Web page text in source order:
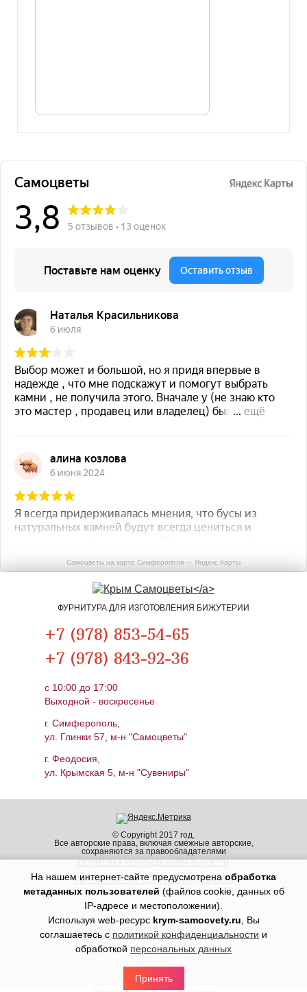
На нашем интернет-сайте предусмотрена обработка
метаданных пользователей (файлов cookie, данных об
IP-адресе и местоположении).
Используя web-ресурс krym-samocvety.ru , Вы
соглашаетесь с политикой конфиденциальности и
обработкой персональных данных
Принять
Самоцветы на карте Симферополя — Яндекс Карты
ФУРНИТУРА ДЛЯ ИЗГОТОВЛЕНИЯ БИЖУТЕРИИ
+7 (978) 853-54-65
+7 (978) 843-92-36
c 10:00 до 17:00
Выходной - воскресенье
г. Симферополь,
ул. Глинки 57, м-н "Самоцветы"
г. Феодосия,
ул. Крымская 5, м-н "Сувениры"
© Copyright 2017 год.
Все авторские права, включая смежные авторские,
сохраняются за правообладателями
ПОЛИТИКА КОНФИДЕНЦИАЛЬНОСТИ
ОБРАБОТКА ПЕРСОНАЛЬНЫХ ДАННЫХ
Создание сайтов Симферополь
Продвижение сайтов Симферополь Крым